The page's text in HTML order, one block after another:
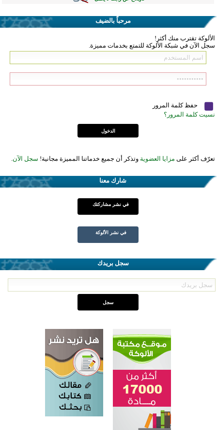
مرحباً بالضيف
الألوكة تقترب منك أكثر!
سجل الآن في شبكة الألوكة للتمتع بخدمات مميزة.
حفظ كلمة المرور
نسيت كلمة المرور؟
تعرّف أكثر على مزايا العضوية وتذكر أن جميع خدماتنا المميزة مجانية! سجل الآن.
شارك معنا
في نشر مشاركتك
في نشر الألوكة
سجل بريدك